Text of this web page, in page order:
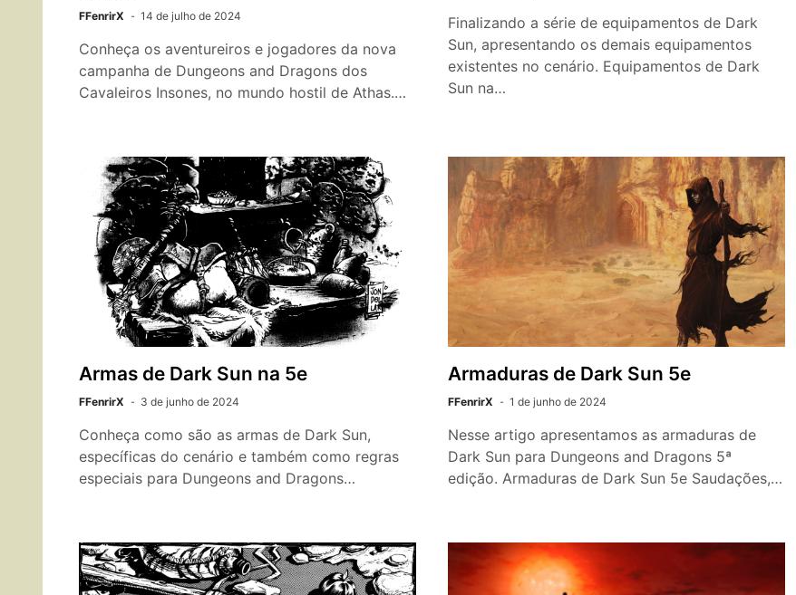
FFenrirX 14 de julho de 2024
Conheça os aventureiros e jogadores da nova
campanha de Dungeons and Dragons dos
Cavaleiros Insones, no mundo hostil de Athas.…
Finalizando a série de equipamentos de Dark
Sun, apresentando os demais equipamentos
existentes no cenário. Equipamentos de Dark
Sun na…
Armas de Dark Sun na 5e
FFenrirX 3 de junho de 2024
Conheça como são as armas de Dark Sun,
específicas do cenário e também como regras
especiais para Dungeons and Dragons…
Armaduras de Dark Sun 5e
FFenrirX 1 de junho de 2024
Nesse artigo apresentamos as armaduras de
Dark Sun para Dungeons and Dragons 5ª
edição. Armaduras de Dark Sun 5e Saudações,…